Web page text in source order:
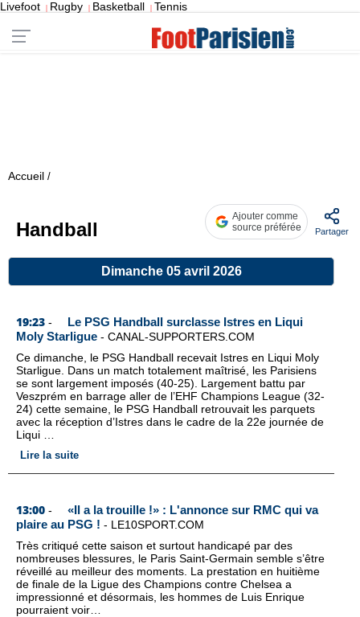
Livefoot | Rugby | Basketball | Tennis
Accueil /
Handball
Ajouter comme
source préférée
Partager
Dimanche 05 avril 2026
19:23 -
Le PSG Handball surclasse Istres en Liqui
Moly Starligue - CANAL-SUPPORTERS.COM
Ce dimanche, le PSG Handball recevait Istres en Liqui Moly
Starligue. Dans un match totalement maîtrisé, les Parisiens
se sont largement imposés (40-25). Largement battu par
Veszprém en barrage aller de l’EHF Champions League (32-
24) cette semaine, le PSG Handball retrouvait les parquets
avec la réception d’Istres dans le cadre de la 22e journée de
Liqui …
Lire la suite
13:00 -
«Il a la trouille !» : L'annonce sur RMC qui va
plaire au PSG ! - LE10SPORT.COM
Très critiqué cette saison et surtout handicapé par des
nombreuses blessures, le Paris Saint-Germain semble s’être
réveillé au meilleur des moments. La prestation en huitième
de finale de la Ligue des Champions contre Chelsea a
impressionné et désormais, les hommes de Luis Enrique
pourraient voir…